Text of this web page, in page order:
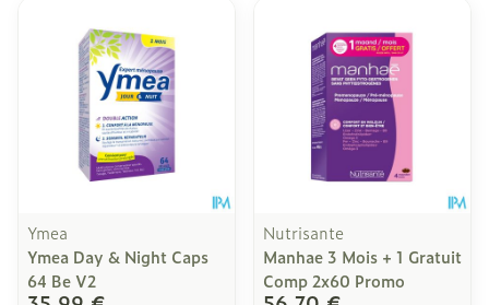
Ymea
Ymea Day & Night Caps
64 Be V2
Nutrisante
Manhae 3 Mois + 1 Gratuit
Comp 2x60 Promo